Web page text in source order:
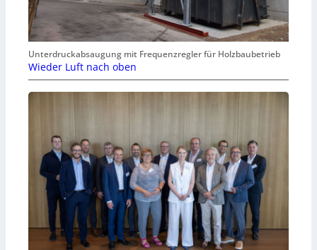
Unterdruckabsaugung mit Frequenzregler für Holzbaubetrieb
Wieder Luft nach oben